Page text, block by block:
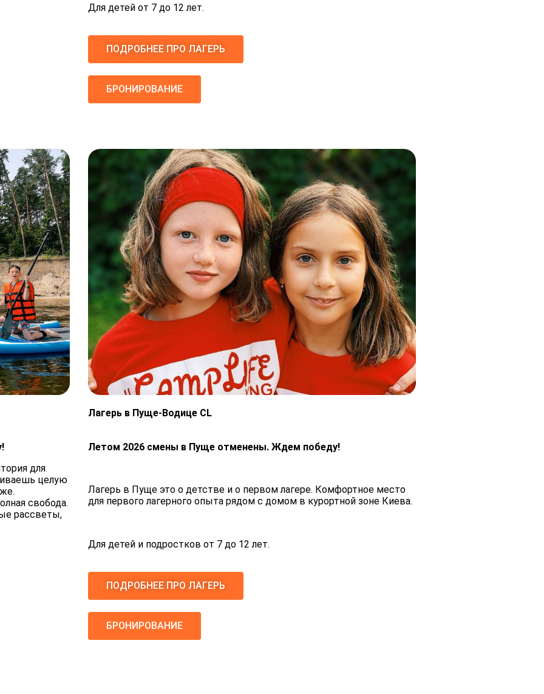
Для детей от 7 до 12 лет.
ПОДРОБНЕЕ ПРО ЛАГЕРЬ
БРОНИРОВАНИЕ
для
целую
свобода.
рассветы,
Лагерь в Пуще-Водице CL
Летом 2026 смены в Пуще отменены. Ждем победу!
Лагерь в Пуще это о детстве и о первом лагере. Комфортное место
для первого лагерного опыта рядом с домом в курортной зоне Киева.
Для детей и подростков от 7 до 12 лет.
ПОДРОБНЕЕ ПРО ЛАГЕРЬ
БРОНИРОВАНИЕ